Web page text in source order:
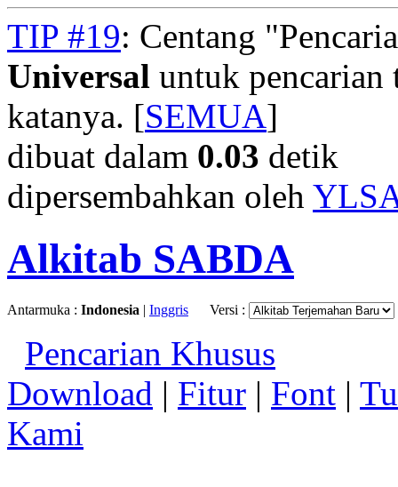
TIP #19: Centang
Universal untuk pencarian
katanya. [SEMUA]
dibuat dalam 0.03 detik
dipersembahkan oleh
Alkitab SABDA
Antarmuka : Indonesia | Inggris Versi :
Pencarian Khusus
Download | Fitur | Font |
Kami